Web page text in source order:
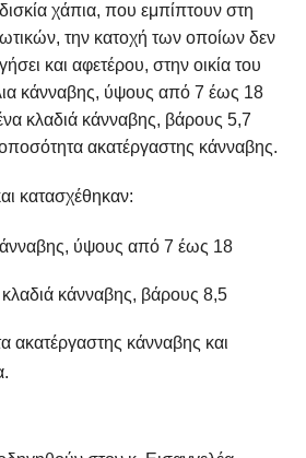
χάπια, που εμπίπτουν στη
την κατοχή των οποίων δεν
και αφετέρου, στην οικία του
κάνναβης, ύψους από 7 έως 18
κλαδιά κάνναβης, βάρους 5,7
ακατέργαστης κάνναβης.
κατασχέθηκαν:
ύψους από 7 έως 18
κάνναβης, βάρους 8,5
ακατέργαστης κάνναβης και